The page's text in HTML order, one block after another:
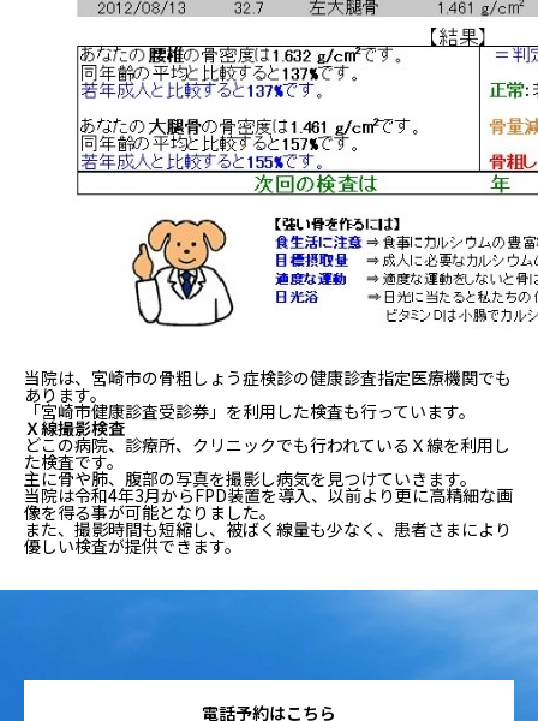
当院は、宮崎市の骨粗しょう症検診の健康診査指定医療機関でも
あります。
「宮崎市健康診査受診券」を利用した検査も行っています。
Ｘ線撮影検査
どこの病院、診療所、クリニックでも行われているＸ線を利用し
た検査です。
主に骨や肺、腹部の写真を撮影し病気を見つけていきます。
当院は令和4年3月からFPD装置を導入、 以前より更に高精細な画
像を得る事が可能となりました。
また、撮影時間も短縮し、被ばく線量も少なく、 患者さまにより
優しい検査が提供できます。
電話予約はこちら